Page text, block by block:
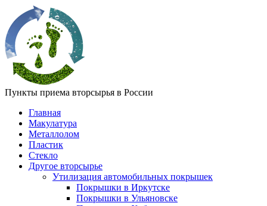
Пункты приема вторсырья в России
Главная
Макулатура
Металлолом
Пластик
Стекло
Другое вторсырье
Утилизация автомобильных покрышек
Покрышки в Иркутске
Покрышки в Ульяновске